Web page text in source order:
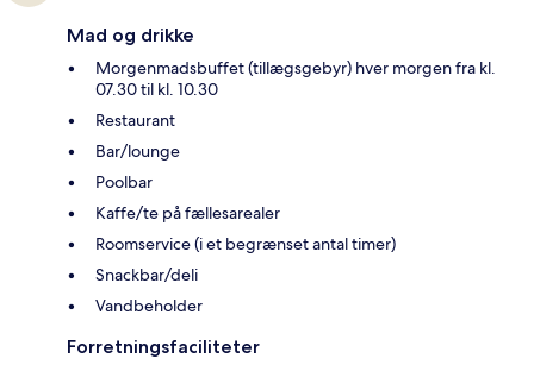
Mad og drikke
Morgenmadsbuffet (tillægsgebyr) hver morgen fra kl.
07.30 til kl. 10.30
Restaurant
Bar/lounge
Poolbar
Kaffe/te på fællesarealer
Roomservice (i et begrænset antal timer)
Snackbar/deli
Vandbeholder
Forretningsfaciliteter